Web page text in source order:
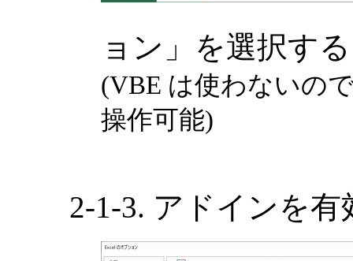
ョン」を選択す
(VBE は使わないの
操作可能)
2-1-3. アドインを有